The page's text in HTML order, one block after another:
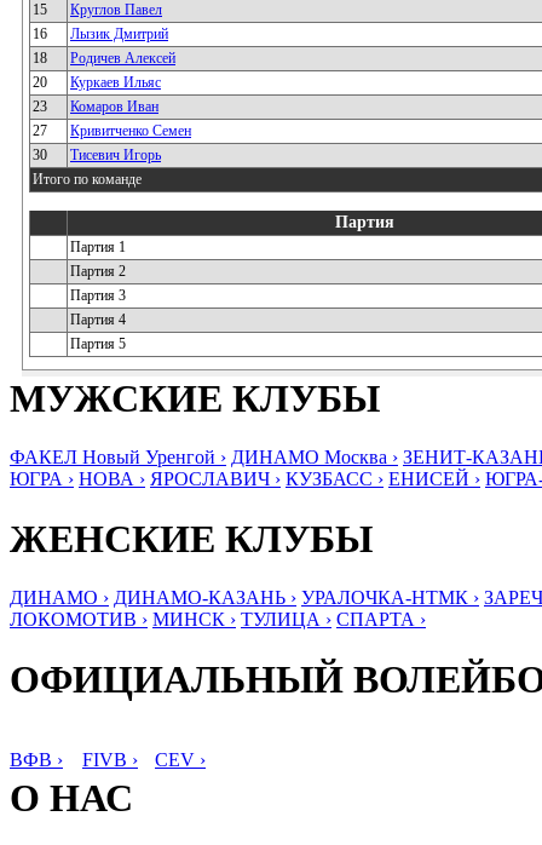
15
Круглов Павел
16
Лызик Дмитрий
18
Родичев Алексей
20
Куркаев Ильяс
23
Комаров Иван
27
Кривитченко Семен
30
Тисевич Игорь
Итого по команде
Партия
Партия 1
Партия 2
Партия 3
Партия 4
Партия 5
МУЖСКИЕ КЛУБЫ
ФАКЕЛ Новый Уренгой › ДИНАМО Москва › ЗЕНИТ-
ЮГРА › НОВА › ЯРОСЛАВИЧ › КУЗБАСС › ЕНИСЕЙ ›
ЖЕНСКИЕ КЛУБЫ
ДИНАМО › ДИНАМО-КАЗАНЬ › УРАЛОЧКА-НТМК ›
ЛОКОМОТИВ › МИНСК › ТУЛИЦА › СПАРТА ›
ОФИЦИАЛЬНЫЙ
ВФВ › FIVB › CEV ›
О НАС